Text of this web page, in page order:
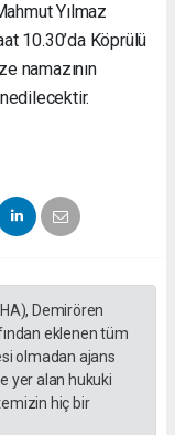
Yılmaz
10.30’da Köprülü
namazının
Demirören
eklenen tüm
olmadan ajans
yer alan hukuki
hiç bir